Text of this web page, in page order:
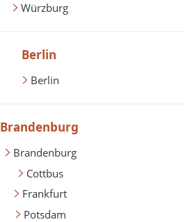
Würzburg
Berlin
Berlin
Brandenburg
Brandenburg
Cottbus
Frankfurt
Potsdam